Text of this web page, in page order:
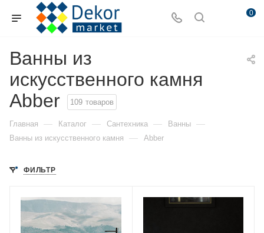
0
Ванны из
искусственного камня
Abber
109 товаров
Главная — Каталог — Сантехника — Ванны —
Ванны из искусственного камня — Abber
ФИЛЬТР